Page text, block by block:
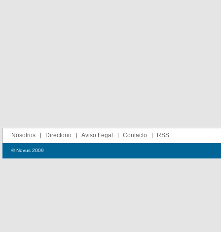
Nosotros Directorio Aviso Legal Contacto RSS
© Novus 2009